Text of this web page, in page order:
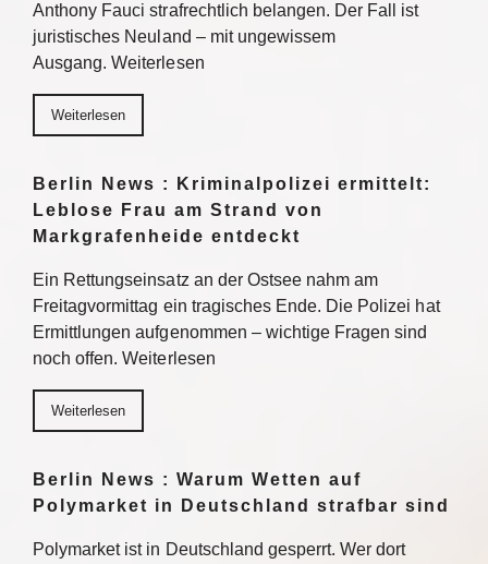
Anthony Fauci strafrechtlich belangen. Der Fall ist
juristisches Neuland – mit ungewissem
Ausgang. Weiterlesen
Weiterlesen
Berlin News : Kriminalpolizei ermittelt:
Leblose Frau am Strand von
Markgrafenheide entdeckt
Ein Rettungseinsatz an der Ostsee nahm am
Freitagvormittag ein tragisches Ende. Die Polizei hat
Ermittlungen aufgenommen – wichtige Fragen sind
noch offen. Weiterlesen
Weiterlesen
Berlin News : Warum Wetten auf
Polymarket in Deutschland strafbar sind
Polymarket ist in Deutschland gesperrt. Wer dort